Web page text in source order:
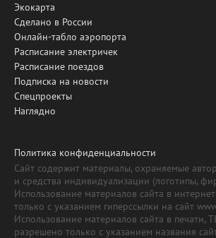
Экокарта
Сделано в России
Онлайн-табло аэропорта
Расписание электричек
Расписание поездов
Подписка на новости
Спецпроекты
Наглядно
Политика конфиденциальности
Сайт содержит материалы, охраняемые
и средства индивидуализации (логотипы,
Использование материалов сайта в
только с указанием гиперссылки на сайт
Использование материалов сайта в печати,
разрешено только с указанием названия